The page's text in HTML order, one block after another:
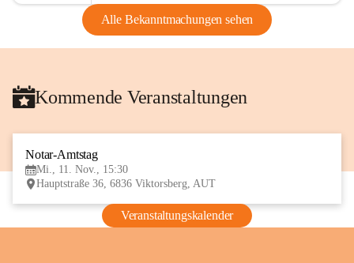
Alle Bekanntmachungen sehen
Kommende Veranstaltungen
Notar-Amtstag
Mi., 11. Nov., 15:30
Hauptstraße 36, 6836 Viktorsberg, AUT
Veranstaltungskalender